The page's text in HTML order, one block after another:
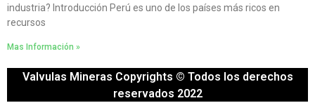
industria? Introducción Perú es uno de los países más ricos en
recursos
Mas Información »
Valvulas Mineras Copyrights © Todos los derechos
reservados 2022